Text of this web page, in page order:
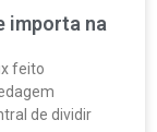
importa na
feito
de dividir